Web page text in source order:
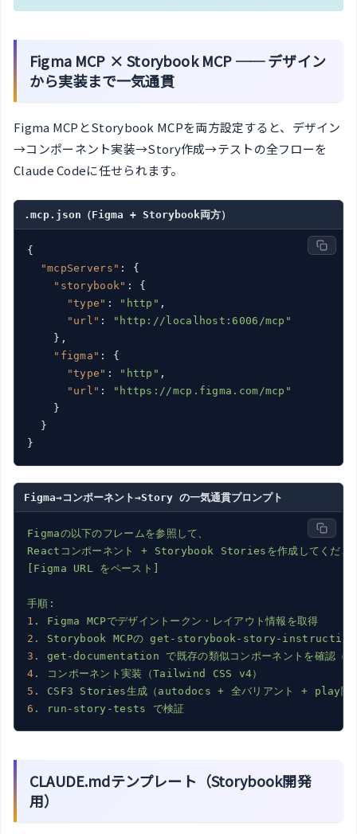
Figma MCP × Storybook MCP ── デザイン
から実装まで一気通貫
Figma MCPとStorybook MCPを両方設定すると、デザイン
→コンポーネント実装→Story作成→テストの全フローを
Claude Codeに任せられます。
.mcp.json（Figma + Storybook両方）
{
"mcpServers" : {
"storybook" : {
"type" : "http" ,
"url" :
"http://localhost:6006/mcp"
    },
"figma" : {
"type" : "http" ,
"url" :
"https://mcp.figma.com/mcp"
    }
  }
}
Figma→コンポーネント→Story の一気通貫プロンプト
Figmaの以下のフレームを参照して、
Reactコンポーネント
+ Storybook
Storiesを作成してくださ
[Figma
URL をペースト]
手順:
1 . Figma
MCPでデザイントークン・レイアウト情報を取得
2 . Storybook MCPの get-storybook-story-
3 . get-documentation
で既存の類似コンポーネントを確認（
4 . コンポーネント実装（Tailwind CSS
v4）
5 . CSF3 Stories生成（autodocs + 全バリアント +
play関
6 . run-story-tests で検証
CLAUDE.mdテンプレート（Storybook開発
用）